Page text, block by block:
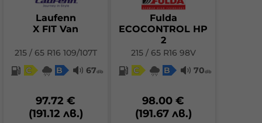
Laufenn
X FIT Van
215 / 65 R16 109/107T
C
B 67db
97.72 €
(191.12 лв.)
Fulda
ECOCONTROL HP
2
215 / 65 R16 98V
C
B 70db
98.00 €
(191.67 лв.)